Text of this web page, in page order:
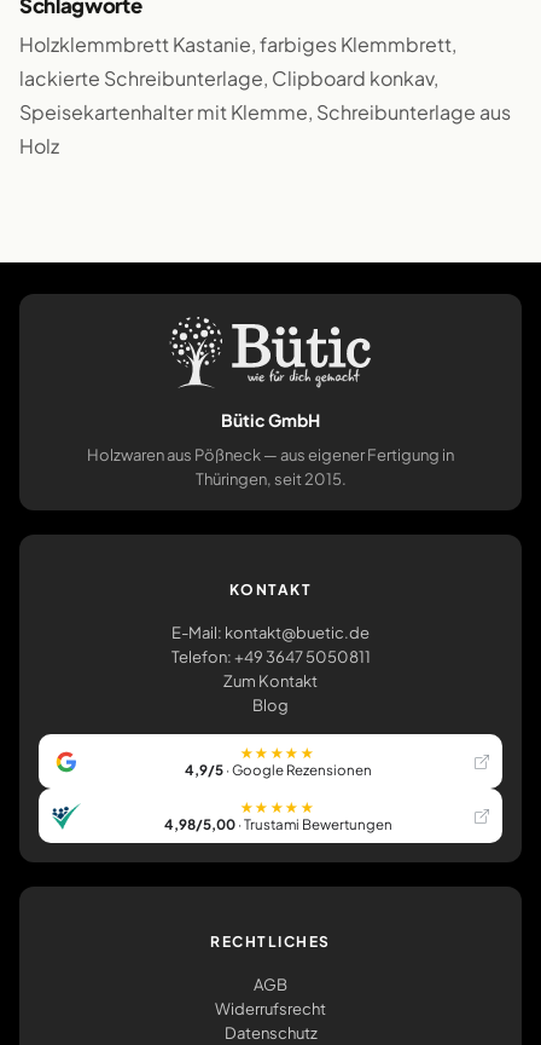
Schlagworte
Holzklemmbrett Kastanie, farbiges Klemmbrett,
lackierte Schreibunterlage, Clipboard konkav,
Speisekartenhalter mit Klemme, Schreibunterlage aus
Holz
Bütic GmbH
Holzwaren aus Pößneck — aus eigener Fertigung in
Thüringen, seit 2015.
KONTAKT
E-Mail: kontakt@buetic.de
Telefon: +49 3647 5050811
Zum Kontakt
Blog
★★★★★
4,9/5· Google Rezensionen
★★★★★
4,98/5,00· Trustami Bewertungen
RECHTLICHES
AGB
Widerrufsrecht
Datenschutz